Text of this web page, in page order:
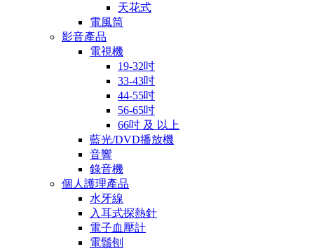
天花式
電風筒
影音產品
電視機
19-32吋
33-43吋
44-55吋
56-65吋
66吋 及 以上
藍光/DVD播放機
音響
錄音機
個人護理產品
水牙線
入耳式探熱針
電子血壓計
電鬚刨